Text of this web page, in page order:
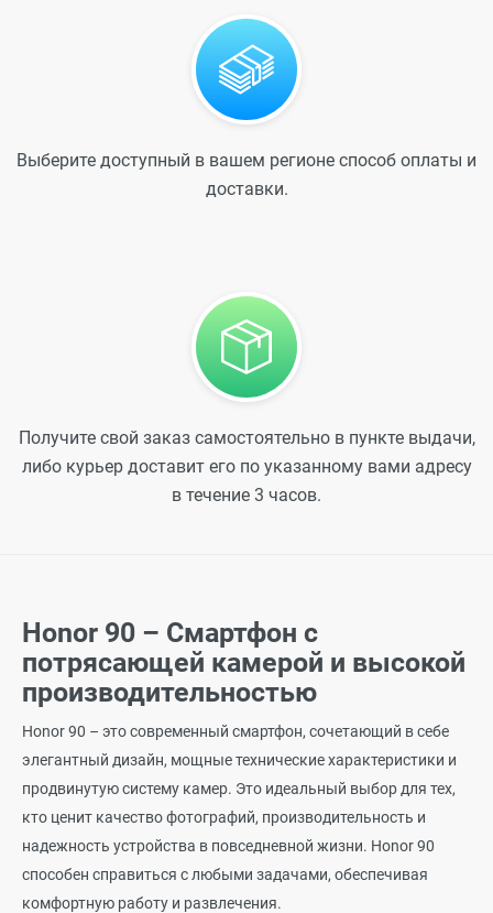
Выберите доступный в вашем регионе способ оплаты и
доставки.
Получите свой заказ самостоятельно в пункте выдачи,
либо курьер доставит его по указанному вами адресу
в течение 3 часов.
Honor 90 – Смартфон с
потрясающей камерой и высокой
производительностью
Honor 90 – это современный смартфон, сочетающий в себе
элегантный дизайн, мощные технические характеристики и
продвинутую систему камер. Это идеальный выбор для тех,
кто ценит качество фотографий, производительность и
надежность устройства в повседневной жизни. Honor 90
способен справиться с любыми задачами, обеспечивая
комфортную работу и развлечения.